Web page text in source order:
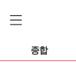
종합